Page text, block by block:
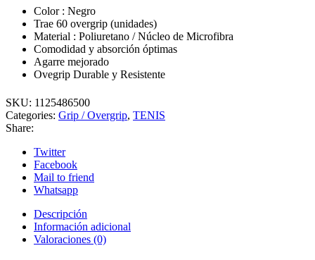
Color : Negro
Trae 60 overgrip (unidades)
Material : Poliuretano / Núcleo de Microfibra
Comodidad y absorción óptimas
Agarre mejorado
Ovegrip Durable y Resistente
SKU: 1125486500
Categories: Grip / Overgrip, TENIS
Share:
Twitter
Facebook
Mail to friend
Whatsapp
Descripción
Información adicional
Valoraciones (0)